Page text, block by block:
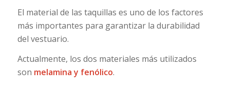
El material de las taquillas es uno de los factores
más importantes para garantizar la durabilidad
del vestuario.
Actualmente, los dos materiales más utilizados
son melamina y fenólico.